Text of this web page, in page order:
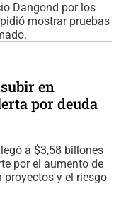
Dangond por los
mostrar pruebas
en
por deuda
a $3,58 billones
por el aumento de
proyectos y el riesgo